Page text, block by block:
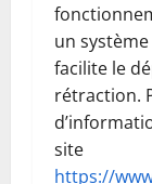
un
facilite le
rétraction.
site
https://